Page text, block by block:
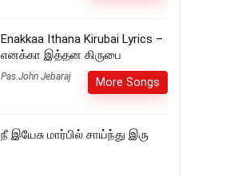
Enakkaa Ithana Kirubai Lyrics –
எனக்கா இத்தன கிருபை
Pas.John Jebaraj More Songs
நீ இயேசு மார்பில் சாய்ந்து இரு